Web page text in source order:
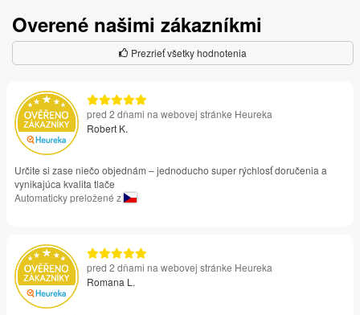
Overené našimi zákazníkmi
Prezrieť všetky hodnotenia
pred 2 dňami na webovej stránke Heureka
Robert K.
Určite si zase niečo objednám – jednoducho super rýchlosť doručenia a
vynikajúca kvalita tlače
Automaticky preložené z
pred 2 dňami na webovej stránke Heureka
Romana L.